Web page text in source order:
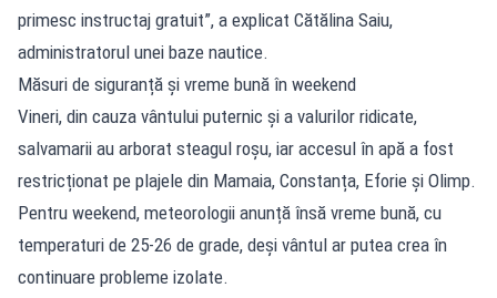
primesc instructaj gratuit”, a explicat Cătălina Saiu,
administratorul unei baze nautice.
Măsuri de siguranță și vreme bună în weekend
Vineri, din cauza vântului puternic și a valurilor ridicate,
salvamarii au arborat steagul roșu, iar accesul în apă a fost
restricționat pe plajele din Mamaia, Constanța, Eforie și Olimp.
Pentru weekend, meteorologii anunță însă vreme bună, cu
temperaturi de 25-26 de grade, deși vântul ar putea crea în
continuare probleme izolate.